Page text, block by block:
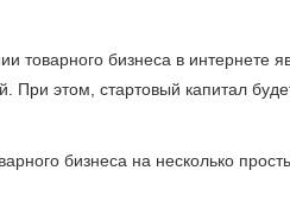
товарного бизнеса в интернете
При этом, стартовый капитал
бизнеса на несколько